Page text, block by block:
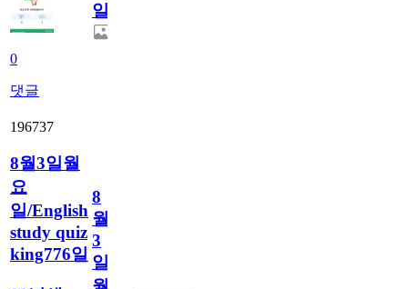
0
댓글
일
196737
8월3일월
요
일/English
study quiz
king776일
8
월
3
일